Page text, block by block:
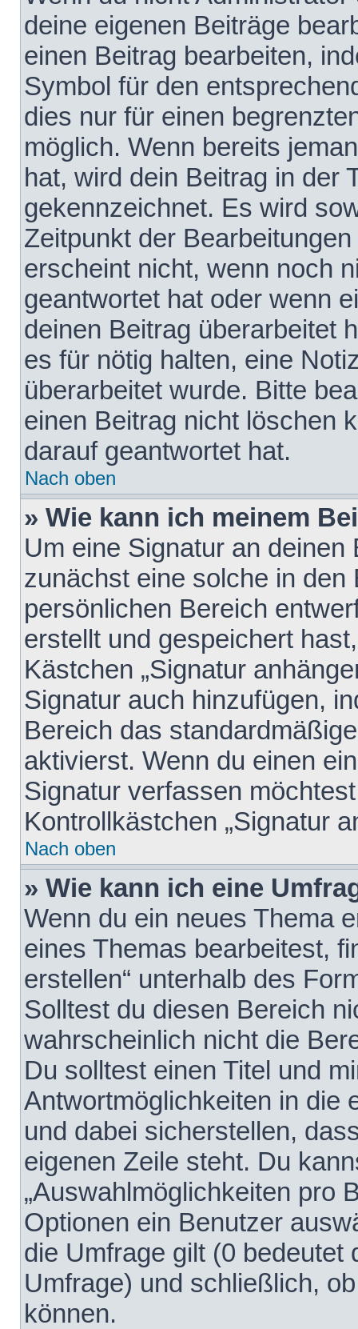
deine eigenen Beiträge
einen Beitrag bearbeiten,
Symbol für den
dies nur für einen
möglich. Wenn bereits
hat, wird dein Beitrag in der
gekennzeichnet. Es wird
Zeitpunkt der
erscheint nicht, wenn noch
geantwortet hat oder wenn
deinen Beitrag überarbeitet
es für nötig halten, eine
überarbeitet wurde. Bitte
einen Beitrag nicht löschen
darauf geantwortet hat.
Nach oben
» Wie kann ich meinem
Um eine Signatur an
zunächst eine solche in den
persönlichen Bereich
erstellt und gespeichert
Kästchen „Signatur
Signatur auch hinzufügen,
Bereich das
aktivierst. Wenn du einen
Signatur verfassen
Kontrollkästchen „Signatur
Nach oben
» Wie kann ich eine
Wenn du ein neues Thema
eines Themas bearbeitest,
erstellen“ unterhalb des
Solltest du diesen Bereich
wahrscheinlich nicht die
Du solltest einen Titel und
Antwortmöglichkeiten in die
und dabei sicherstellen,
eigenen Zeile steht. Du
„Auswahlmöglichkeiten pro
Optionen ein Benutzer
die Umfrage gilt (0 bedeutet
Umfrage) und schließlich,
können.